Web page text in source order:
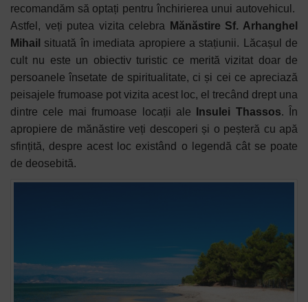
recomandăm să optați pentru închirierea unui autovehicul.
Astfel, veți putea vizita celebra
Mănăstire Sf. Arhanghel
Mihail
situată în imediata apropiere a stațiunii. Lăcașul de
cult nu este un obiectiv turistic ce merită vizitat doar de
persoanele însetate de spiritualitate, ci și cei ce apreciază
peisajele frumoase pot vizita acest loc, el trecând drept una
dintre cele mai frumoase locații ale
Insulei Thassos. În
apropiere de mănăstire veți descoperi și o peșteră cu apă
sfințită, despre acest loc existând o legendă cât se poate
de deosebită.